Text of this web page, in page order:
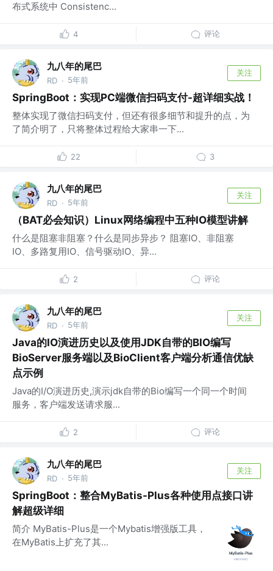
布式系统中 Consistenc...
4 评论
九八年的尾巴
RD · 5年前
关注
SpringBoot：实现PC端微信扫码支付-超详细实战！
整体实现了微信扫码支付，但还有很多细节和提升的点，为
了简介明了，只将整体过程给大家串一下...
22 3
九八年的尾巴
RD · 5年前
关注
（BAT必会知识）Linux网络编程中五种IO模型讲解
什么是阻塞非阻塞？什么是同步异步？ 阻塞IO、非阻塞
IO、多路复用IO、信号驱动IO、异...
2 评论
九八年的尾巴
RD · 5年前
关注
Java的IO演进历史以及使用JDK自带的BIO编写
BioServer服务端以及BioClient客户端分析通信优缺
点示例
Java的I/O演进历史,演示jdk自带的Bio编写一个同一个时间
服务，客户端发送请求服...
2 评论
九八年的尾巴
RD · 5年前
关注
SpringBoot：整合MyBatis-Plus各种使用点接口讲
解超级详细
简介 MyBatis-Plus是一个Mybatis增强版工具，
在MyBatis上扩充了其...